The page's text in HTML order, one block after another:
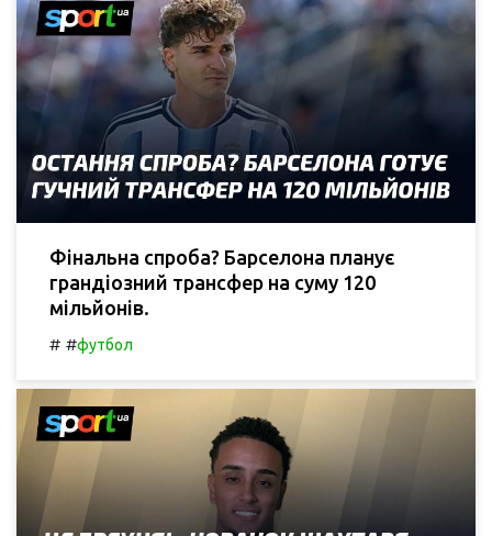
Фінальна спроба? Барселона планує
грандіозний трансфер на суму 120
мільйонів.
# #футбол